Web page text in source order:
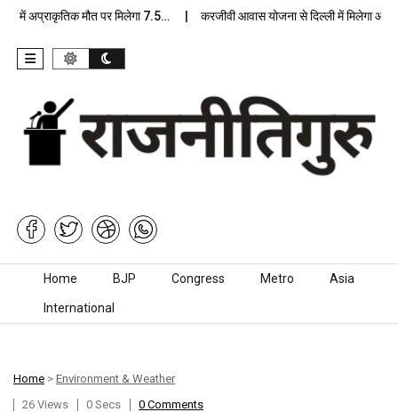
में अप्राकृतिक मौत पर मिलेगा 7.5… करजीवी आवास योजना से दिल्ली में मिलेगा
Skip to content
Home BJP Congress Metro Asia
International
Home > Environment & Weather
26 Views
0 Secs 0 Comments